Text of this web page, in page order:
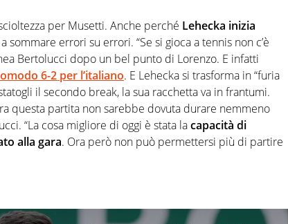
per Musetti. Anche perché Lehecka inizia
sommare errori su errori. “Se si gioca a tennis non c’è
Bertolucci dopo un bel punto di Lorenzo. E infatti
6-2 per l’italiano. E Lehecka si trasforma in “furia
il secondo break, la sua racchetta va in frantumi.
questa partita non sarebbe dovuta durare nemmeno
“La cosa migliore di oggi è stata lacapacità di
alla gara. Ora però non può permettersi più di partire